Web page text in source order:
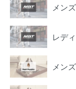
メン
レデ
メン